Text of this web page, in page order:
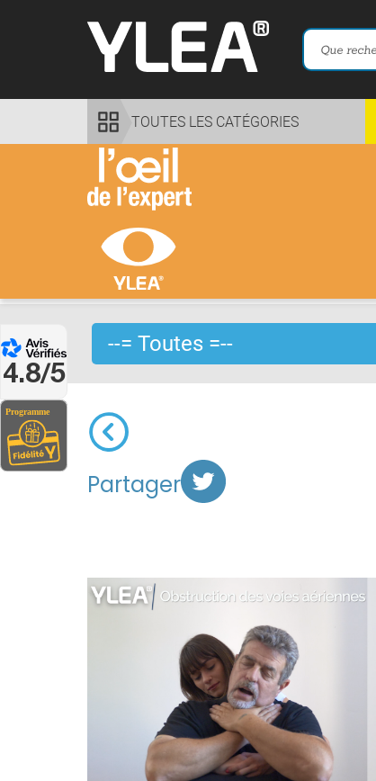
4.8/5
TOUTES LES CATÉGORIES
Partager